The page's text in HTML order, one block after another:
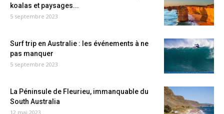
koalas et paysages...
5 septembre 2023
Surf trip en Australie : les événements à ne
pas manquer
5 septembre 2023
La Péninsule de Fleurieu, immanquable du
South Australia
12 mai 2023